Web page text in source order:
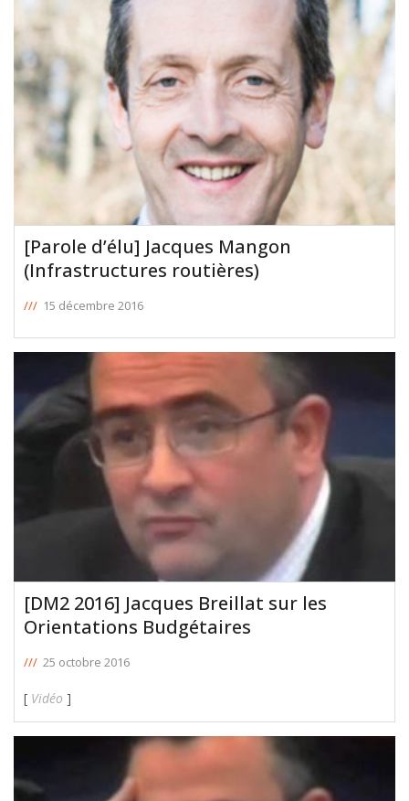
[Parole d’élu] Jacques Mangon
(Infrastructures routières)
/// 15 décembre 2016
[DM2 2016] Jacques Breillat sur les
Orientations Budgétaires
/// 25 octobre 2016
[ Vidéo ]